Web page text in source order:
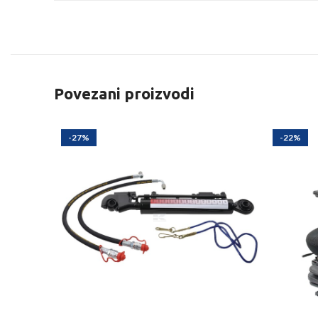
Povezani proizvodi
-27% -22%